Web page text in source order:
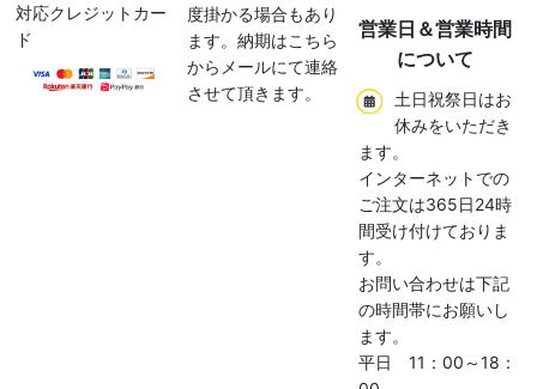
対応クレジットカー
ド
度掛かる場合もあり
ます。納期はこちら
からメールにて連絡
させて頂きます。
営業日＆営業時間
について
土日祝祭日はお
休みをいただき
ます。
インターネットでの
ご注文は365日24時
間受け付けておりま
す。
お問い合わせは下記
の時間帯にお願いし
ます。
平日 11：00～18：